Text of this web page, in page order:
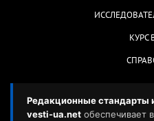
КУРС
Редакционные стандарты
vesti-ua.net обеспечивает